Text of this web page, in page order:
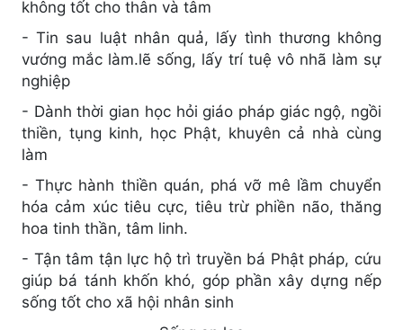
không tốt cho thân và tâm
- Tin sau luật nhân quả, lấy tình thương không
vướng mắc làm.lẽ sống, lấy trí tuệ vô nhã làm sự
nghiệp
- Dành thời gian học hỏi giáo pháp giác ngộ, ngồi
thiền, tụng kinh, học Phật, khuyên cả nhà cùng
làm
- Thực hành thiền quán, phá vỡ mê lầm chuyển
hóa cảm xúc tiêu cực, tiêu trừ phiền não, thăng
hoa tinh thần, tâm linh.
- Tận tâm tận lực hộ trì truyền bá Phật pháp, cứu
giúp bá tánh khốn khó, góp phần xây dựng nếp
sống tốt cho xã hội nhân sinh